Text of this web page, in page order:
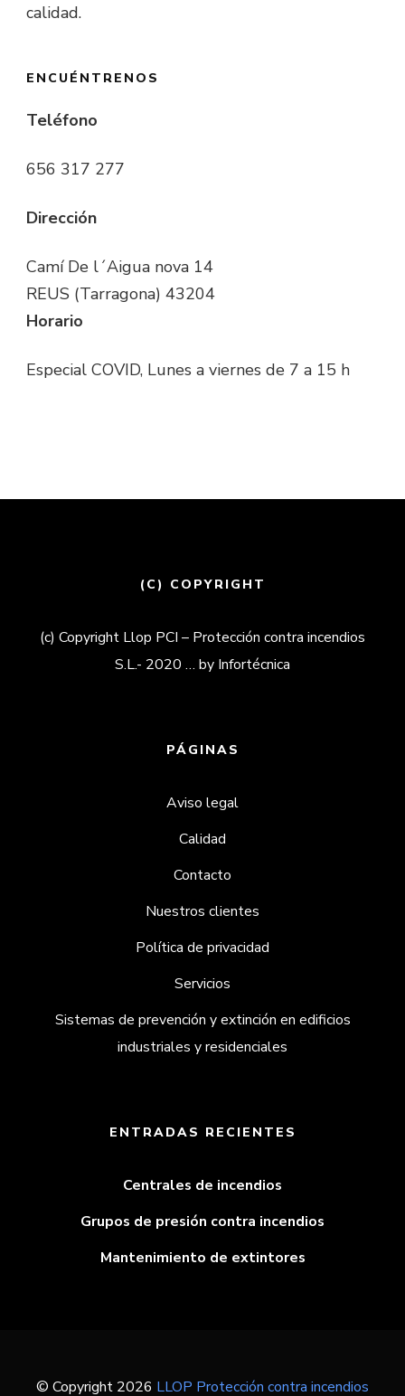
calidad.
ENCUÉNTRENOS
Teléfono
656 317 277
Dirección
Camí De l´Aigua nova 14
REUS (Tarragona) 43204
Horario
Especial COVID, Lunes a viernes de 7 a 15 h
(C) COPYRIGHT
(c) Copyright Llop PCI – Protección contra incendios
S.L.- 2020 … by Infortécnica
PÁGINAS
Aviso legal
Calidad
Contacto
Nuestros clientes
Política de privacidad
Servicios
Sistemas de prevención y extinción en edificios
industriales y residenciales
ENTRADAS RECIENTES
Centrales de incendios
Grupos de presión contra incendios
Mantenimiento de extintores
© Copyright 2026 LLOP Protección contra incendios